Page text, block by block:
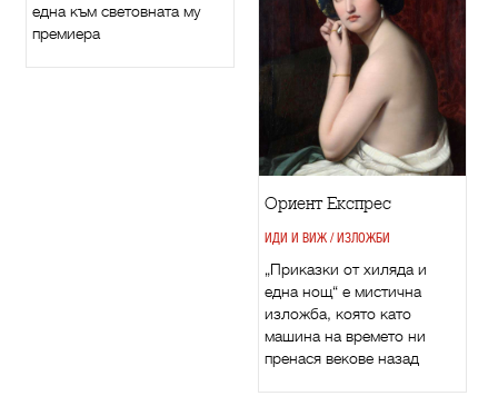
една към световната му
премиера
Ориент Експрес
ИДИ И ВИЖ / ИЗЛОЖБИ
„Приказки от хиляда и
една нощ“ е мистична
изложба, която като
машина на времето ни
пренася векове назад